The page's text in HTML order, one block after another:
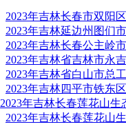
2023年吉林长春市双阳
2023年吉林延边州图们
2023年吉林长春公主岭
2023年吉林省吉林市永
2023年吉林省白山市总
2023年吉林四平市铁东
2023年吉林长春莲花山
2023年吉林长春莲花山